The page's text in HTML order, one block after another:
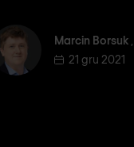
Marcin Borsuk
Marcin Borsuk
21 gru 2021